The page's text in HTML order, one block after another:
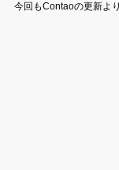
今回もContaoの更新よ